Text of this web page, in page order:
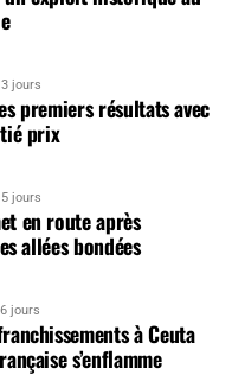
jours
premiers résultats avec
prix
jours
en route après
allées bondées
jours
à Ceuta
s’enflamme